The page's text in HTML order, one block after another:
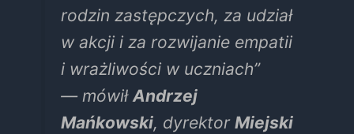
rodzin zastępczych, za udział
w akcji i za rozwijanie empatii
i wrażliwości w uczniach”
— mówiłAndrzej
Mańkowski, dyrektor Miejski